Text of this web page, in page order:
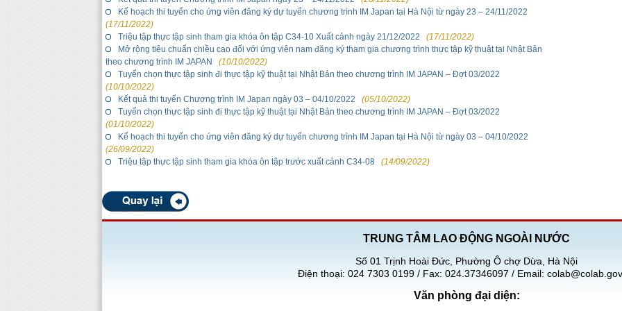
Kế hoạch thi tuyển cho ứng viên đăng ký dự tuyển chương trình IM Japan tại Hà Nội từ ngày 23 – 24/11/2022
(17/11/2022)
Triệu tập thực tập sinh tham gia khóa ôn tập C34-10 Xuất cảnh ngày 21/12/2022
(17/11/2022)
Mở rộng tiêu chuẩn chiều cao đối với ứng viên nam đăng ký tham gia chương trình thực tập kỹ thuật tại Nhật Bản
theo chương trình IM JAPAN
(10/10/2022)
Tuyển chọn thực tập sinh đi thực tập kỹ thuật tại Nhật Bản theo chương trình IM JAPAN – Đợt 03/2022
(10/10/2022)
Kết quả thi tuyển Chương trình IM Japan ngày 03 – 04/10/2022
(05/10/2022)
Tuyển chọn thực tập sinh đi thực tập kỹ thuật tại Nhật Bản theo chương trình IM JAPAN – Đợt 03/2022
(01/10/2022)
Kế hoạch thi tuyển cho ứng viên đăng ký dự tuyển chương trình IM Japan tại Hà Nội từ ngày 03 – 04/10/2022
(26/09/2022)
Triệu tập thực tập sinh tham gia khóa ôn tập trước xuất cảnh C34-08
(14/09/2022)
TRUNG TÂM LAO ĐỘNG NGOÀI NƯỚC
Số 01 Trịnh Hoài Đức, Phường Ô chợ Dừa, Hà Nội
Điện thoại: 024 7303 0199 / Fax: 024.37346097 / Email:
Văn phòng đại diện: